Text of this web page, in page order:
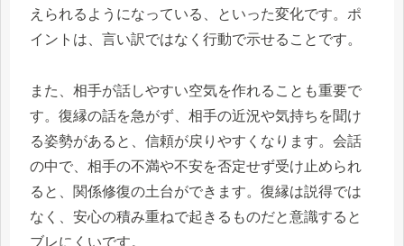
えられるようになっている、といった変化です。ポ
イントは、言い訳ではなく行動で示せることです。
また、相手が話しやすい空気を作れることも重要で
す。復縁の話を急がず、相手の近況や気持ちを聞け
る姿勢があると、信頼が戻りやすくなります。会話
の中で、相手の不満や不安を否定せず受け止められ
ると、関係修復の土台ができます。復縁は説得では
なく、安心の積み重ねで起きるものだと意識すると
ブレにくいです。